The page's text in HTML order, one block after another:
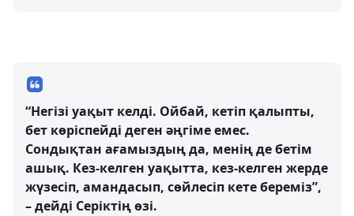
“Негізі уақыт келді. Ойбай, кетіп қалыпты,
бет көріспейді деген әңгіме емес.
Сондықтан ағамыздың да, менің де бетім
ашық. Кез-келген уақытта, кез-келген жерде
жүзесіп, амандасып, сөйлесіп кете береміз”,
– дейді Серіктің өзі.